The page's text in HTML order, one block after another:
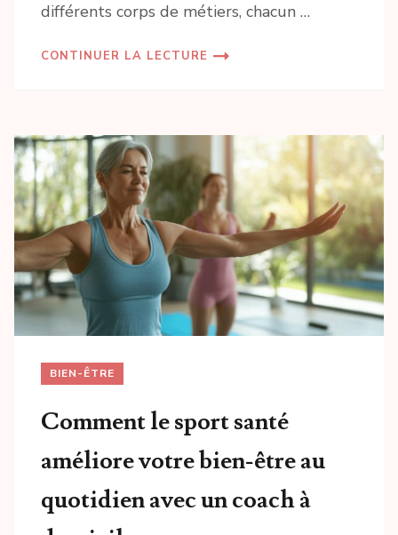
différents corps de métiers, chacun …
CONTINUER LA LECTURE
BIEN-ÊTRE
Comment le sport santé
améliore votre bien-être au
quotidien avec un coach à